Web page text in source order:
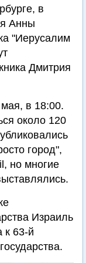
в
Анны
"Иерусалим
Дмитрия
в 18:00.
около 120
город",
но многие
Израиль
к 63-й